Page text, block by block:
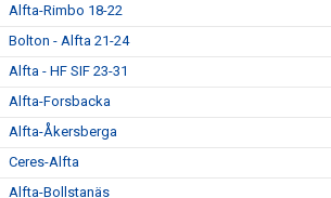
Alfta-Rimbo 18-22
Bolton - Alfta 21-24
Alfta - HF SIF 23-31
Alfta-Forsbacka
Alfta-Åkersberga
Ceres-Alfta
Alfta-Bollstanäs